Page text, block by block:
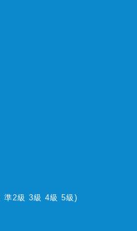
準2級 3級 4級 5級 )